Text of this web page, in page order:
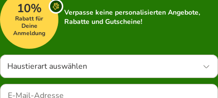
10%
Rabatt für
Deine
Anmeldung
Verpasse keine personalisierten Angebote,
Rabatte und Gutscheine!
Haustierart auswählen